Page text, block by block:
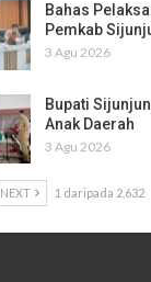
Bahas
Pemkab
3 Agu 2026
Bupati
Anak Daerah
3 Agu 2026
NEXT 1 daripada 2,632